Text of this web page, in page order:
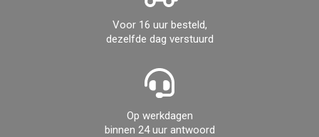
Voor 16 uur besteld,
dezelfde dag verstuurd
Op werkdagen
binnen 24 uur antwoord